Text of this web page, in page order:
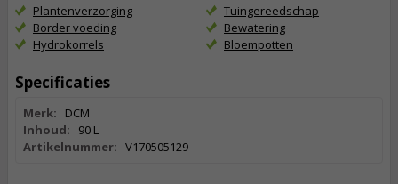
Plantenverzorging
Border voeding
Hydrokorrels
Tuingereedschap
Bewatering
Bloempotten
Specificaties
Merk:
DCM
Inhoud:
90 L
Artikelnummer: V170505129